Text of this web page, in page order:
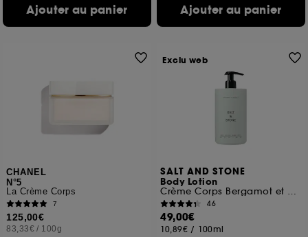
Ajouter au panier Ajouter au panier
CHANEL
N°5
La Crème Corps
7
125,00€
83,33€ / 100g
SALT AND STONE
Body Lotion
Crème Corps Bergamot et Hinoki
46
49,00€
10,89€ / 100ml
Exclu web